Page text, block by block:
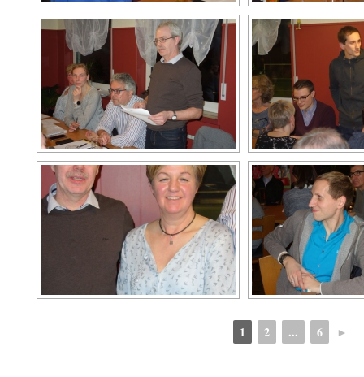
1 2 ... 6 ►